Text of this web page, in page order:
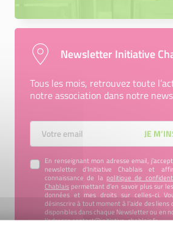
Newsletter Initiative
Tous les mois, retrouvez toute
notre association dans notre
Votre Email JE
En renseignant mon adresse email,
newsletter d'Initiative Chablais et
connaissance de la politique de
Chablais permettant d’en savoir plus sur
données et mes droits sur celles-ci.
désinscrire à tout moment à l’aide des liens
disponibles dans chaque Newsletter ou en
l’adressecontact@initiative-chablais.fr